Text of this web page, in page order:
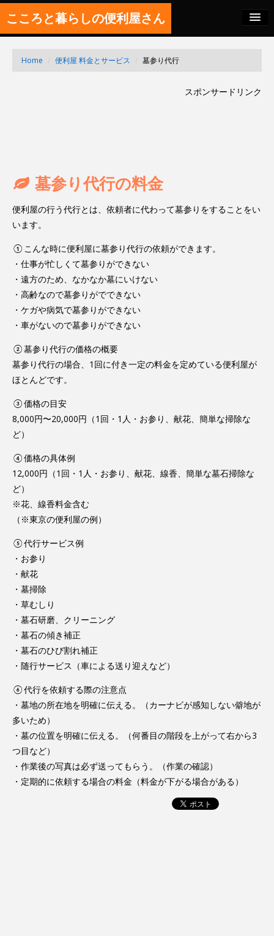
こころと暮らしの便利屋さん
Home 便利屋 料金とサービス 墓参り代行
スポンサードリンク
墓参り代行の料金
便利屋の行う代行とは、依頼者に代わって墓参りをすることをい
います。
①こんな時に便利屋に墓参り代行の依頼ができます。
・仕事が忙しくて墓参りができない
・遠方のため、なかなか墓にいけない
・高齢なので墓参りがでできない
・ケガや病気で墓参りができない
・車がないので墓参りができない
②墓参り代行の価格の概要
墓参り代行の場合、1回に付き一定の料金を定めている便利屋が
ほとんどです。
③価格の目安
8,000円〜20,000円（1回・1人・お参り、献花、簡単な掃除な
ど）
④価格の具体例
12,000円（1回・1人・お参り、献花、線香、簡単な墓石掃除な
ど）
※花、線香料金含む
（※東京の便利屋の例）
⑤代行サービス例
・お参り
・献花
・墓掃除
・草むしり
・墓石研磨、クリーニング
・墓石の傾き補正
・墓石のひび割れ補正
・随行サービス（車による送り迎えなど）
⑥代行を依頼する際の注意点
・墓地の所在地を明確に伝える。（カーナビが感知しない僻地が
多いため）
・墓の位置を明確に伝える。（何番目の階段を上がって右から3
つ目など）
・作業後の写真は必ず送ってもらう。（作業の確認）
・定期的に依頼する場合の料金（料金が下がる場合がある）